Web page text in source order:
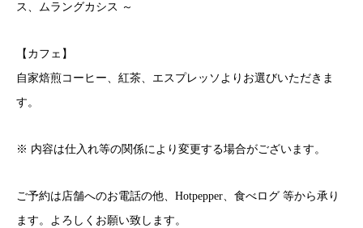
ス、ムラングカシス ～
【カフェ】
自家焙煎コーヒー、紅茶、エスプレッソよりお選びいただきま
す。
※ 内容は仕入れ等の関係により変更する場合がございます。
ご予約は店舗へのお電話の他、 Hotpepper、 食べログ 等から承り
ます。よろしくお願い致します。